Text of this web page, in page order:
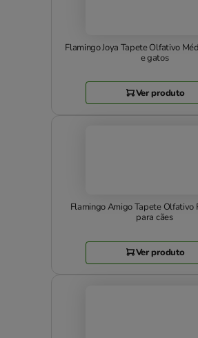
Flamingo Joya Tapete Olfativo
e gatos
Ver produto
Flamingo Amigo Tapete Olfativo
para cães
Ver produto